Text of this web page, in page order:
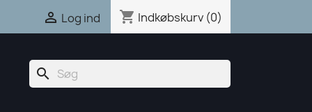
 Log ind shopping_cart Indkøbskurv (0)
search